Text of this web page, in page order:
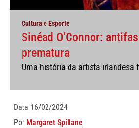
Cultura e Esporte
Sinéad O’Connor:
prematura
Uma história da artista irlandesa
Data 16/02/2024
Por Margaret Spillane